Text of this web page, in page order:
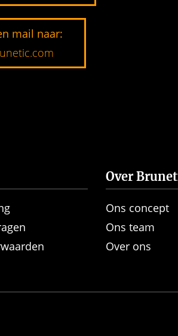
mail naar:
Over
Ons concept
Ons team
Over ons